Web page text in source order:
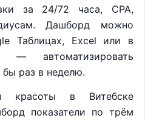
за 24/72 часа, CPA,
Дашборд можно
Таблицах, Excel или в
— автоматизировать
бы раз в неделю.
красоты в Витебске
показатели по трём